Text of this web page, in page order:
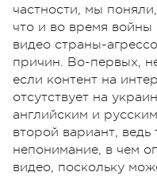
частности, мы
что и во время войны
видео страны-
причин. Во-первых,
если контент на
отсутствует на
английским и
второй вариант,
непонимание, в чем
видео, поскольку